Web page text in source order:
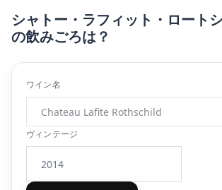
シャトー・ラフィット・ロート
の飲みごろは？
ワイン名
ヴィンテージ